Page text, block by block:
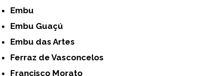
Embu
Embu Guaçú
Embu das Artes
Ferraz de Vasconcelos
Francisco Morato